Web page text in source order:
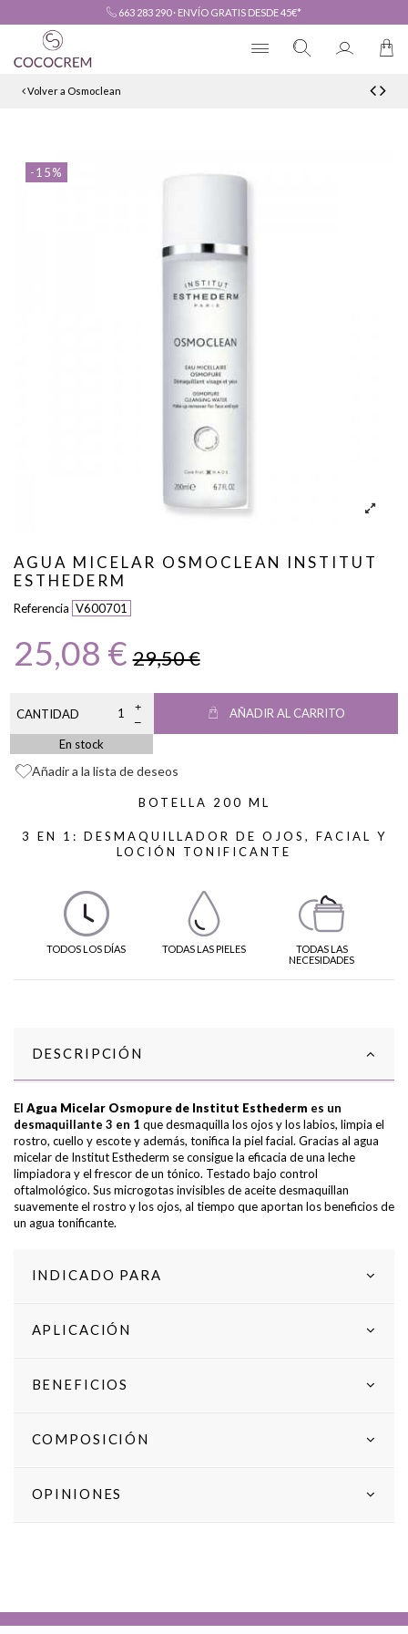
663 283 290· ENVÍO GRATIS DESDE 45€*
Volver a Osmoclean
-15%
AGUA MICELAR OSMOCLEAN INSTITUT
ESTHEDERM
Referencia V600701
25,08 € 29,50 €
CANTIDAD AÑADIR AL CARRITO
En stock
Añadir a la lista de deseos
BOTELLA 200 ML
3 EN 1: DESMAQUILLADOR DE OJOS, FACIAL Y
LOCIÓN TONIFICANTE
TODOS LOS DÍAS TODAS LAS PIELES
TODAS LAS
NECESIDADES
DESCRIPCIÓN
El Agua Micelar Osmopure de Institut Esthederm es un
desmaquillante 3 en 1 que desmaquilla los ojos y los labios, limpia el
rostro, cuello y escote y además, tonifica la piel facial. Gracias al agua
micelar de Institut Esthederm se consigue la eficacia de una leche
limpiadora y el frescor de un tónico. Testado bajo control
oftalmológico. Sus microgotas invisibles de aceite desmaquillan
suavemente el rostro y los ojos, al tiempo que aportan los beneficios de
un agua tonificante.
INDICADO PARA
APLICACIÓN
BENEFICIOS
COMPOSICIÓN
OPINIONES